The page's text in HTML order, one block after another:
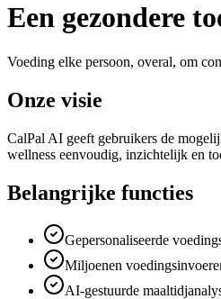
Een gezondere
Voeding elke persoon, overal, om
Onze visie
CalPal AI geeft gebruikers de
wellness eenvoudig, inzichtelijk en
Belangrijke functies
Gepersonaliseerde
Miljoenen
AI-gestuurde